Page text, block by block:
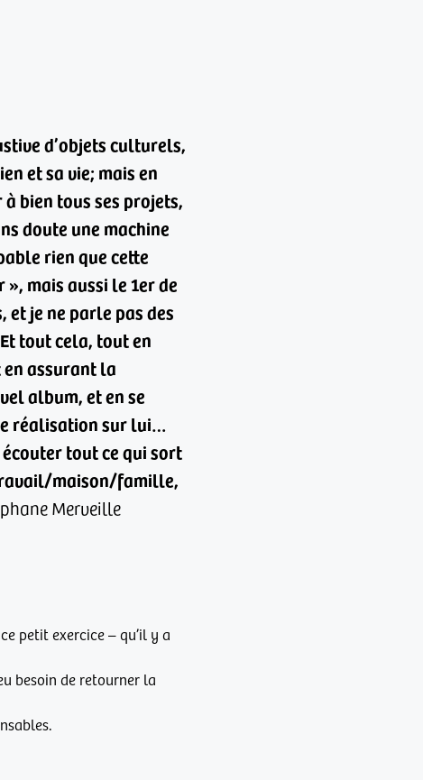
d’objets culturels,
et sa vie; mais en
bien tous ses projets,
doute une machine
rien que cette
mais aussi le 1er de
et je ne parle pas des
Et tout cela, tout en
assurant la
album, et en se
réalisation sur lui…
tout ce qui sort
travail/maison/famille,
Merveille
petit exercice – qu’il y a
besoin de retourner la